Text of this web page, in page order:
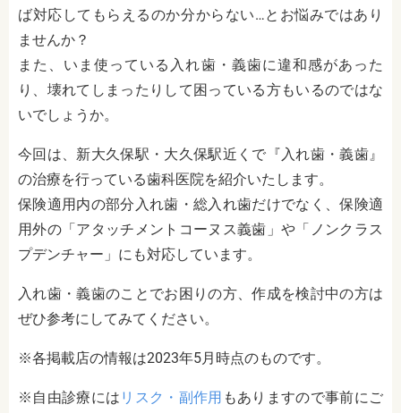
ば対応してもらえるのか分からない…とお悩みではあり
ませんか？
また、いま使っている入れ歯・義歯に違和感があった
り、壊れてしまったりして困っている方もいるのではな
いでしょうか。
今回は、新大久保駅・大久保駅近くで『入れ歯・義歯』
の治療を行っている歯科医院を紹介いたします。
保険適用内の部分入れ歯・総入れ歯だけでなく、保険適
用外の「アタッチメントコーヌス義歯」や「ノンクラス
プデンチャー」にも対応しています。
入れ歯・義歯のことでお困りの方、作成を検討中の方は
ぜひ参考にしてみてください。
※各掲載店の情報は2023年5月時点のものです。
※自由診療には リスク・副作用 もありますので事前にご